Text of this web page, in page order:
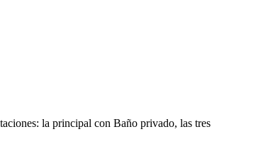
la principal con Baño privado, las tres